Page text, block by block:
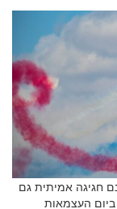
חגיגה אמיתית גם
ביום העצמאות